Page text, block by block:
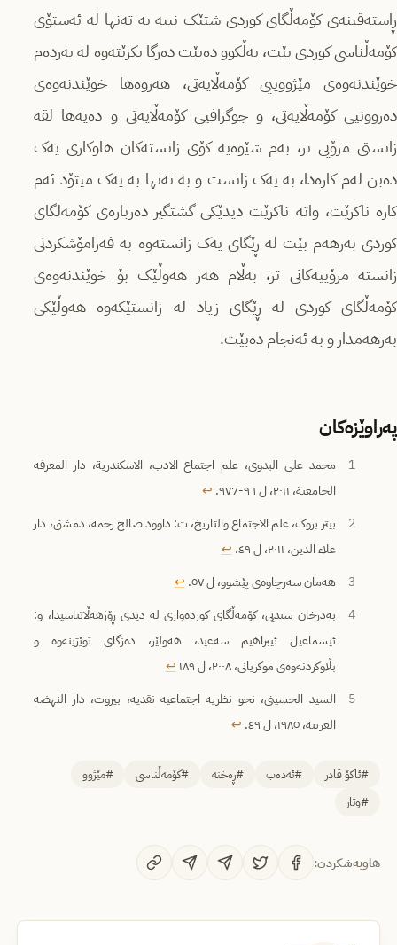
ڕاستەقینەى کۆمەڵگاى کوردى شتێک نییە بە تەنها لە ئەستۆى
کۆمەڵناسى کوردى بێت، بەڵکوو دەبێت دەرگا بکرێتەوە لە بەردەم
خوێندنەوەى مێژووییی کۆمەڵایەتى، هەروەها خوێندنەوەى
دەروونیى کۆمەڵایەتى، و جوگرافیى کۆمەڵایەتى و دەیەها لقە
زانستى مرۆیی تر، بەم شێوەیە کۆى زانستەکان هاوکارى یەک
دەبن لەم کارەدا، بە یەک زانست و بە تەنها بە یەک میتۆد ئەم
کارە ناکرێت، واتە ناکرێت دیدێکى گشتگیر دەربارەى کۆمەلگاى
کوردى بەرهەم بێت لە ڕێگاى یەک زانستەوە بە فەرامۆشکردنى
زانستە مرۆییەکانى تر، بەڵام هەر هەوڵێک بۆ خوێندنەوەى
کۆمەڵگاى کوردى لە ڕێگاى زیاد لە زانستێکەوە هەوڵێکى
بەرهەمدار و بە ئەنجام دەبێت.
پەراوێزەکان
1
محمد علی البدوی، علم اجتماع الادب، الاسکندریة، دار المعرفە
الجامعیة، ٢٠١١، ل ٩٦-٩٧7.
↩︎
2
بیتر بروک، علم الاجتماع والتاریخ، ت: داوود صالح رحمه، دمشق، دار
علاء الدین، ٢٠١١، ل ٤٩.
↩︎
3
هەمان سەرچاوەی پێشوو، ل ٥٧.
↩︎
4
بەدرخان سندیی، کۆمەڵگاى کوردەوارى لە دیدى ڕۆژهەڵاتناسیدا، و:
ئیسماعیل ئیبراهیم سەعید، هەولێر، دەزگاى توێژینەوە و
بڵاوکردنەوەى موکریانى، ٢٠٠٨، ل ١٨٩
↩︎
5
السید الحسینی، نحو نظریە اجتماعیە نقدیە، بیروت، دار النهضە
العربیە، ١٩٨٥، ل ٤٩.
↩︎
#ئاکۆ قادر #ئەدەب #ڕەخنە #کۆمەڵناسی
#مێژوو
#وتار
هاوبەشکردن: